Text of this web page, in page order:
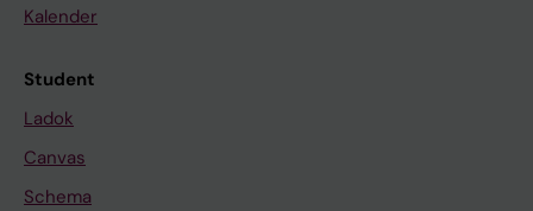
Kalender
Student
Ladok
Canvas
Schema